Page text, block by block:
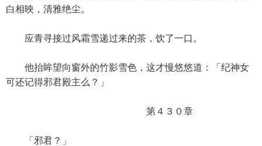
白相映，清雅绝尘。
应青寻接过风霜雪递过来的茶，饮了一口。
他抬眸望向窗外的竹影雪色，这才慢悠悠道：「纪神女
可还记得邪君殿主么？」
第４３０章
「邪君？」